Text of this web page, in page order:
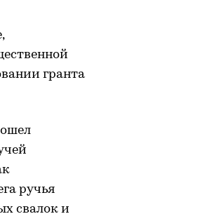
гранта
ручья
свалок и